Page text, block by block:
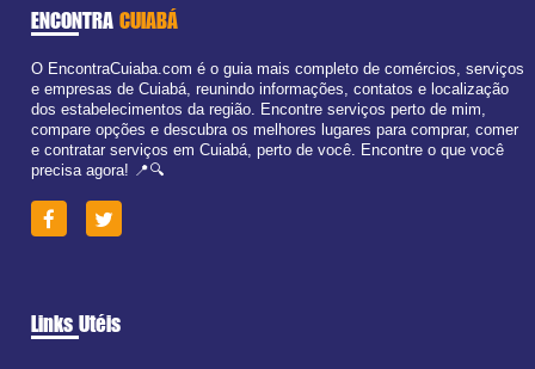
ENCONTRA CUIABÁ
O EncontraCuiaba.com é o guia mais completo de comércios, serviços
e empresas de Cuiabá, reunindo informações, contatos e localização
dos estabelecimentos da região. Encontre serviços perto de mim,
compare opções e descubra os melhores lugares para comprar, comer
e contratar serviços em Cuiabá, perto de você. Encontre o que você
precisa agora! 📍🔍
Links Utéis